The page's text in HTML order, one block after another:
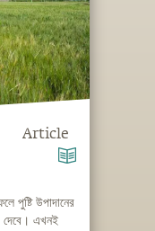
Article
পুষ্টি উপাদানের
দেবে। এখনই